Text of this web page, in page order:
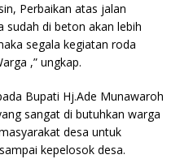
Perbaikan atas jalan
sudah di beton akan lebih
segala kegiatan roda
,” ungkap.
Bupati Hj.Ade Munawaroh
sangat di butuhkan warga
desa untuk
kepelosok desa.